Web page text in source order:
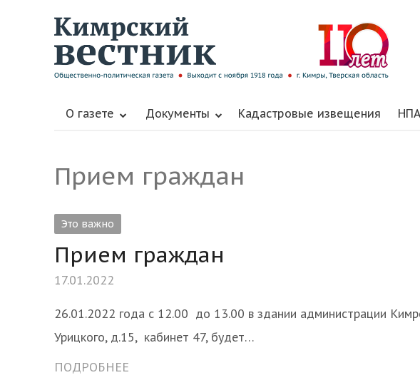
О газете Документы Кадастровые извещения
Прием граждан
Это важно
Прием граждан
17.01.2022
26.01.2022 года с 12.00 до 13.00 в здании администрации
Урицкого, д.15, кабинет 47, будет…
ПОДРОБНЕЕ